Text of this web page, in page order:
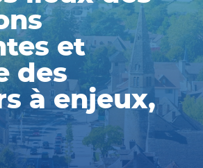
et
des
à enjeux,